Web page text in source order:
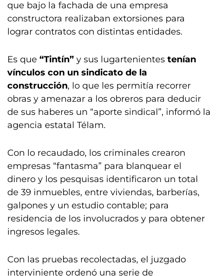
que bajo la fachada de una empresa
constructora realizaban extorsiones para
lograr contratos con distintas entidades.
Es que “Tintín” y sus lugartenientes tenían
vínculos con un sindicato de la
construcción, lo que les permitía recorrer
obras y amenazar a los obreros para deducir
de sus haberes un “aporte sindical”, informó la
agencia estatal Télam.
Con lo recaudado, los criminales crearon
empresas “fantasma” para blanquear el
dinero y los pesquisas identificaron un total
de 39 inmuebles, entre viviendas, barberías,
galpones y un estudio contable; para
residencia de los involucrados y para obtener
ingresos legales.
Con las pruebas recolectadas, el juzgado
interviniente ordenó una serie de